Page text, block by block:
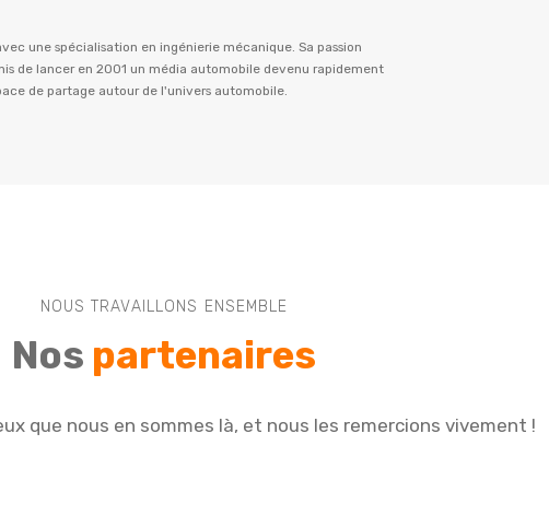
une spécialisation en ingénierie mécanique. Sa passion
de lancer en 2001 un média automobile devenu rapidement
de partage autour de l'univers automobile.
NOUS TRAVAILLONS ENSEMBLE
Nos partenaires
que nous en sommes là, et nous les remercions vivement !